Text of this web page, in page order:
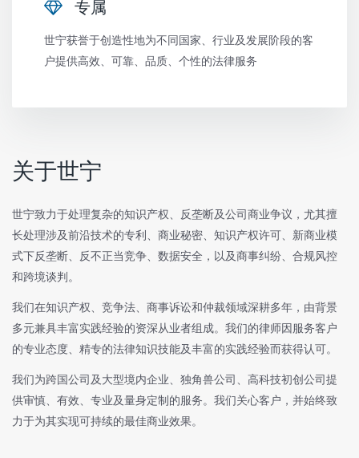
专属
世宁获誉于创造性地为不同国家、行业及发展阶段的客
户提供高效、可靠、品质、个性的法律服务
关于世宁
世宁致力于处理复杂的知识产权、反垄断及公司商业争议，尤其擅
长处理涉及前沿技术的专利、商业秘密、知识产权许可、新商业模
式下反垄断、反不正当竞争、数据安全，以及商事纠纷、合规风控
和跨境谈判。
我们在知识产权、竞争法、商事诉讼和仲裁领域深耕多年，由背景
多元兼具丰富实践经验的资深从业者组成。我们的律师因服务客户
的专业态度、精专的法律知识技能及丰富的实践经验而获得认可。
我们为跨国公司及大型境内企业、独角兽公司、高科技初创公司提
供审慎、有效、专业及量身定制的服务。我们关心客户，并始终致
力于为其实现可持续的最佳商业效果。